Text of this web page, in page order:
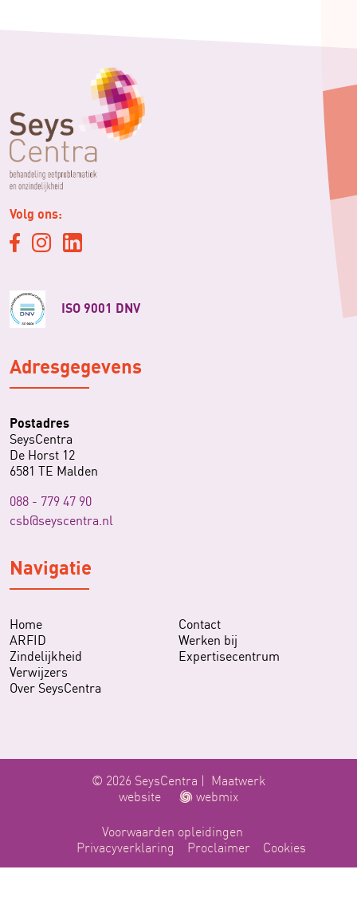
Volg ons:
ISO 9001 DNV
Adresgegevens
Postadres
SeysCentra
De Horst 12
6581 TE Malden
088 - 779 47 90
csb@seyscentra.nl
Navigatie
Home
ARFID
Zindelijkheid
Verwijzers
Over SeysCentra
Contact
Werken bij
Expertisecentrum
© 2026 SeysCentra | Maatwerk
website
webmix
Voorwaarden opleidingen
Privacyverklaring
Proclaimer Cookies